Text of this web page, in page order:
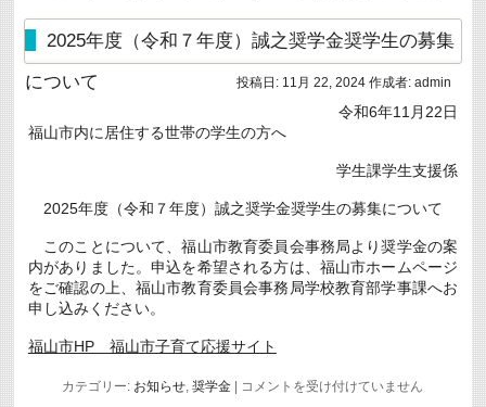
取
得
講
座
を
し
は
2025年度（令和７年度）誠之奨学金奨学生の募集
について
投稿日: 11月 22, 2024 作成者: admin
令和6年11月22日
福山市内に居住する世帯の学生の方へ
学生課学生支援係
2025年度（令和７年度）誠之奨学金奨学生の募集について
このことについて、福山市教育委員会事務局より奨学金の案
内がありました。申込を希望される方は、福山市ホームページ
をご確認の上、福山市教育委員会事務局学校教育部学事課へお
申し込みください。
福山市HP 福山市子育て応援サイト
カテゴリー: お知らせ,奨学金
2025
コメントを受け付けていません